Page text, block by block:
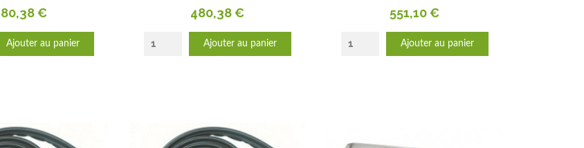
€
Ajouter au panier
Prix
480,38 €
Ajouter au panier
Prix
551,10 €
Ajouter au panier